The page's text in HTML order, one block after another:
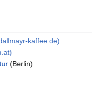
kaffee.de)
(Berlin)